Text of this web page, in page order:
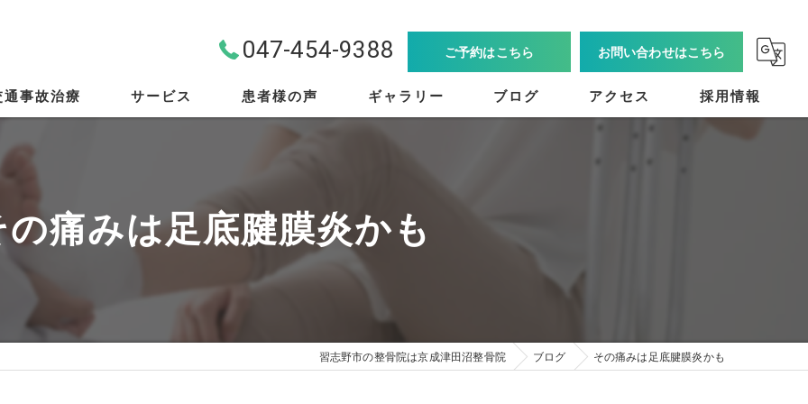
047-454-9388 ご予約はこちら お問い合わせはこちら
通事故治療 サービス
スポーツ外傷
骨盤矯正
患者様の声 ギャラリー ブログ アクセス 採用情報
の痛みは足底腱膜炎かも
習志野市の整骨院は京成津田沼整骨院 ブログ その痛みは足底腱膜炎かも